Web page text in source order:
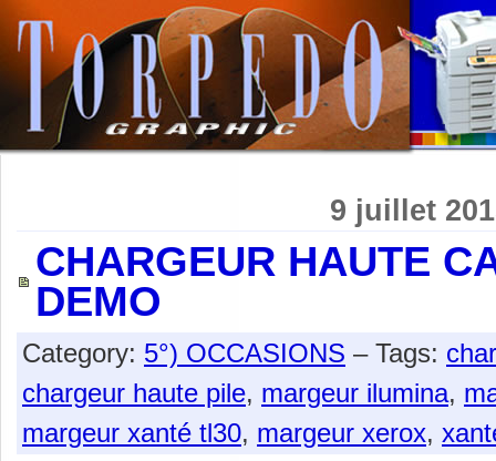
9 juillet
CHARGEUR HAUTE
DEMO
Category: 5°) OCCASIONS – Tags:
chargeur haute pile, margeur ilumina,
margeur xanté tl30, margeur xerox,